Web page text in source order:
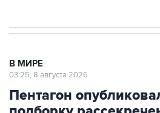
В МИРЕ
03:25, 8 августа 2026
Пентагон